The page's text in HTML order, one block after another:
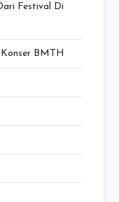
Festival Di
BMTH